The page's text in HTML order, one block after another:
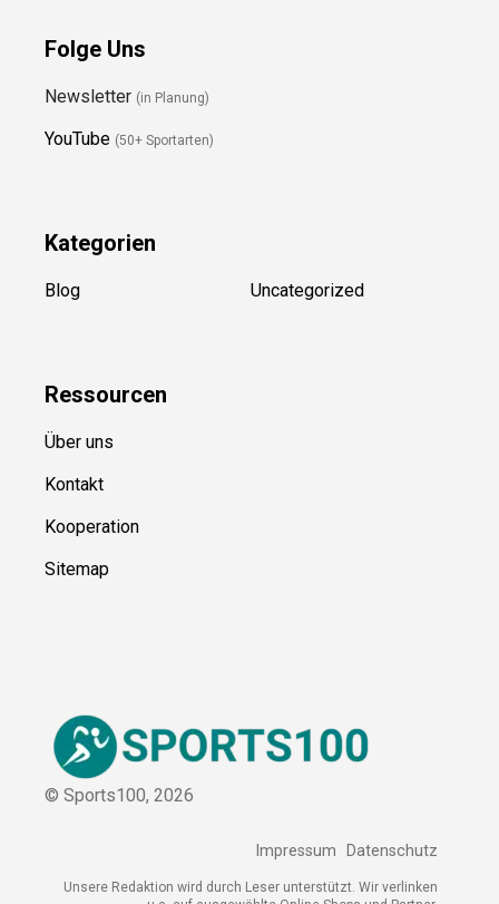
Folge Uns
Newsletter (in Planung)
YouTube (50+ Sportarten)
Kategorien
Blog Uncategorized
Ressourcen
Über uns
Kontakt
Kooperation
Sitemap
© Sports100, 2026
Impressum Datenschutz
Unsere Redaktion wird durch Leser unterstützt. Wir verlinken